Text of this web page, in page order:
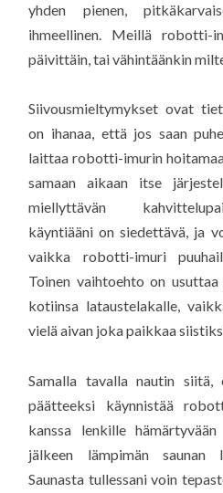
yhden pienen,
ihmeellinen. Meillä robotti-
päivittäin, tai vähintäänkin
Siivousmieltymykset ovat
on ihanaa, että jos saan
laittaa robotti-imurin
samaan aikaan itse
miellyttävän
käyntiääni on siedettävä, ja
vaikka robotti-imuri
Toinen vaihtoehto on
kotiinsa lataustelakalle,
vielä aivan joka paikkaa
Samalla tavalla nautin
päätteeksi käynnistää
kanssa lenkille
jälkeen lämpimän saunan
Saunasta tullessani voin